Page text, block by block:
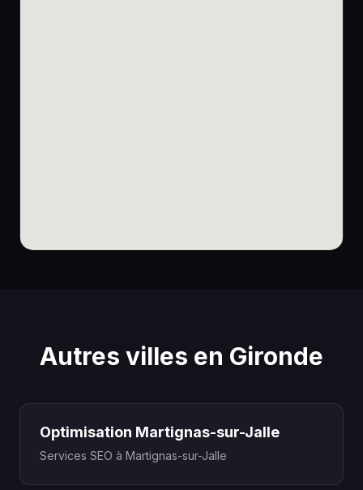
Autres villes en Gironde
Optimisation Martignas-sur-Jalle
Services SEO à Martignas-sur-Jalle